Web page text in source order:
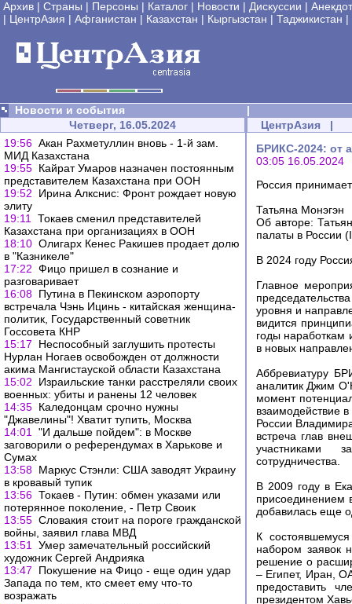
Архив | Страны | Персоны | Каталог | Новости | Дискуссии |
| ЦентрАзия | Афганистан | Казахстан | Кыргызстан | Таджикистан |
Новости и события
|
Четверг, 16.05.2024
19:56 Акан Рахметуллин вновь - 1-й зам.
МИД Казахстана
19:55 Кайрат Умаров назначен постоянным
представителем Казахстана при ООН
19:52
Ирина Алкснис: Фронт рождает новую
элиту
19:11
Токаев сменил представителей
Казахстана при организациях в ООН
18:10 Олигарх Кенес Ракишев продает долю
в "Казникеле"
17:22 Фицо пришел в сознание и
разговаривает
16:08 Путина в Пекинском аэропорту
встречала Чэнь Ицинь - китайская женщина-
политик, Государственный советник
Госсовета КНР
15:17
Неспособный заглушить протесты
Нурлан Ногаев освобожден от должности
акима Мангистауской области Казахстана
15:02
Израильские танки расстреляли своих
военных: убиты и ранены 12 человек
14:35 Каледонцам срочно нужны
"Джавелины"! Хватит тупить, Москва
14:01
"И дальше пойдем": в Москве
заговорили о референдумах в Харькове и
Сумах
13:58 Маркус Стэнли: США заводят Украину
в кровавый тупик
13:56 Токаев - Путин: обмен указами или
потерянное поколение, - Петр Своик
13:55 Словакия стоит на пороге гражданской
войны, заявил глава МВД
13:51
Умер замечательный российский
художник Сергей Андрияка
13:47
Покушение на Фицо - еще один удар
Запада по тем, кто смеет ему что-то
возражать
ЦентрАзия |
БРИКС-2024: от
03:05 16.05.2024
Россия
Татьяна Монэгэн
Об авторе:
палаты в России
В 2024 году
Главное
уровня и
видится
годы наработкам
в новых
Аббревиатуру
аналитик Джим
момент
взаимодействие
России
встреча глав
участниками
сотрудничества.
В 2009 году в
присоединением
добавилась еще
К
набором заявок
решение о
– Египет, Иран,
предоставить
президентом